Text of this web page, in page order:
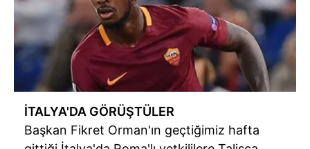
İTALYA'DA GÖRÜŞTÜLER
Başkan Fikret Orman'ın geçtiğimiz hafta